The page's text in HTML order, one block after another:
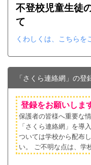
不登校児童生徒
て
くわしくは、こちらを
「さくら連絡網」の登
登録をお願いしま
保護者の皆様へ重要な
「さくら連絡網」を導
ついては学校から配布
い。
ご不明な点は、学